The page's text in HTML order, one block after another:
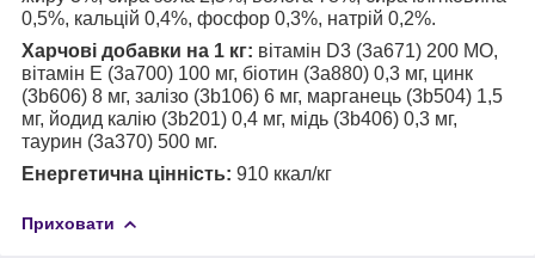
0,5%, кальцій 0,4%, фосфор 0,3%, натрій 0,2%.
Харчові добавки на 1 кг: вітамін D3 (3a671) 200 МО,
вітамін E (3a700) 100 мг, біотин (3a880) 0,3 мг, цинк
(3b606) 8 мг, залізо (3b106) 6 мг, марганець (3b504) 1,5
мг, йодид калію (3b201) 0,4 мг, мідь (3b406) 0,3 мг,
таурин (3a370) 500 мг.
Енергетична цінність: 910 ккал/кг
Приховати